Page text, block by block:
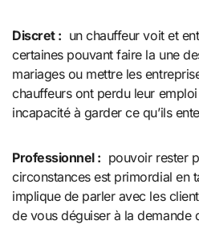
Discret : un chauffeur voit et
certaines pouvant faire la une
mariages ou mettre les
chauffeurs ont perdu leur
incapacité à garder ce qu’ils
Professionnel : pouvoir rester
circonstances est primordial en
implique de parler avec les
de vous déguiser à la demande